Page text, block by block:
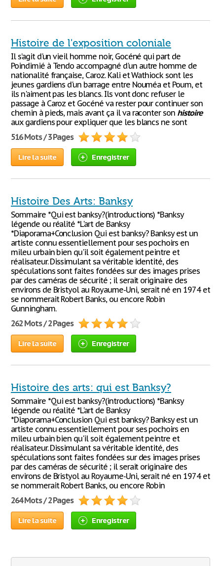
Histoire de l'exposition coloniale
Il s’agit d'un vieil homme noir, Gocéné qui part de
Poindimié à Tendo accompagné d'un autre homme de
nationalité française, Caroz. Kali et Wathiock sont les
jeunes gardiens d'un barrage entre Nouméa et Poum, et
ils n'aiment pas les blancs. Ils vont donc refuser le
passage à Caroz et Gocéné va rester pour continuer son
chemin à pieds, mais avant ça il va raconter son histoire
aux gardiens pour expliquer que les blancs ne sont
516 Mots / 3 Pages
Lire la suite Enregistrer
Histoire Des Arts: Banksy
Sommaire *Qui est banksy?(introductions) *Banksy
légende ou réalité *L'art de Banksy
*Diaporama+Conclusion Qui est banksy? Banksy est un
artiste connu essentiellement pour ses pochoirs en
mileu urbain bien qu'il soit également peintre et
réalisateur. Dissimulant sa véritable identité, des
spéculations sont faites fondées sur des images prises
par des caméras de sécurité ; il serait originaire des
environs de Bristyol au Royaume-Uni, serait né en 1974 et
se nommerait Robert Banks, ou encore Robin
Gunningham.
262 Mots / 2 Pages
Lire la suite Enregistrer
Histoire des arts: qui est Banksy?
Sommaire *Qui est banksy?(introductions) *Banksy
légende ou réalité *L'art de Banksy
*Diaporama+Conclusion Qui est banksy? Banksy est un
artiste connu essentiellement pour ses pochoirs en
mileu urbain bien qu'il soit également peintre et
réalisateur. Dissimulant sa véritable identité, des
spéculations sont faites fondées sur des images prises
par des caméras de sécurité ; il serait originaire des
environs de Bristyol au Royaume-Uni, serait né en 1974 et
se nommerait Robert Banks, ou encore Robin
264 Mots / 2 Pages
Lire la suite Enregistrer